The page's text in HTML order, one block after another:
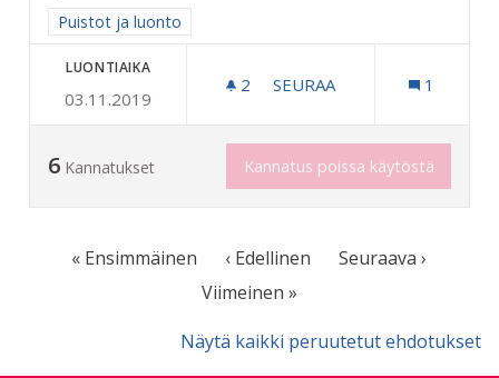
Rajaa tulokset aihepiirin mukaan: Puistot ja luonto
Puistot ja luonto
LUONTIAIKA
03.11.2019
2 2 SEURAAJAA
SEURAA 1
6 Kannatukset Kannatus poissa käytöstä
« Ensimmäinen ‹ Edellinen
Seuraava ›
Viimeinen »
Näytä kaikki peruutetut ehdotukset